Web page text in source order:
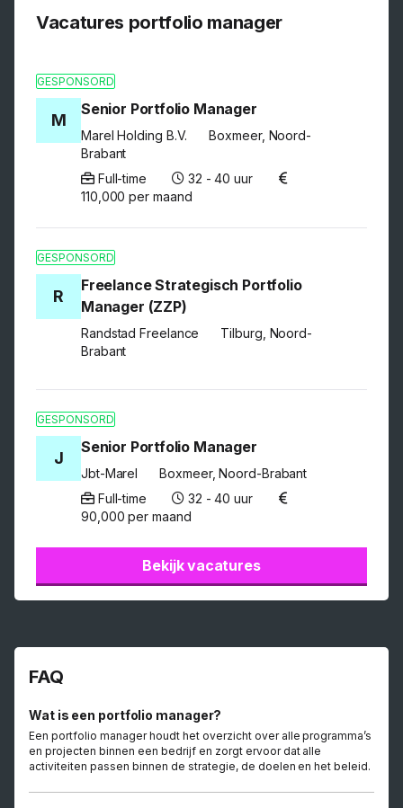
Vacatures portfolio manager
GESPONSORD
M
Senior Portfolio Manager
Marel Holding B.V.
Boxmeer, Noord-
Brabant
Full-time
32 - 40 uur
110,000 per maand
GESPONSORD
R
Freelance Strategisch Portfolio
Manager (ZZP)
Randstad Freelance
Tilburg, Noord-
Brabant
GESPONSORD
J
Senior Portfolio Manager
Jbt-Marel
Boxmeer, Noord-Brabant
Full-time
32 - 40 uur
90,000 per maand
Bekijk vacatures
FAQ
Wat is een portfolio manager?
Een portfolio manager houdt het overzicht over alle programma’s
en projecten binnen een bedrijf en zorgt ervoor dat alle
activiteiten passen binnen de strategie, de doelen en het beleid.